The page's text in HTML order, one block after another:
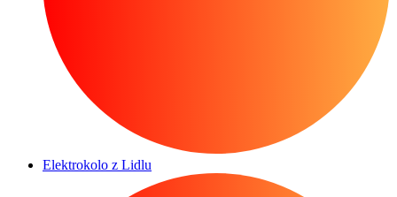
Elektrokolo z Lidlu